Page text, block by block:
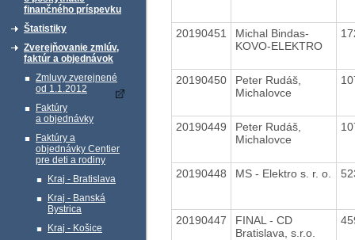
finančného príspevku
Štatistiky
Zverejňovanie zmlúv,
faktúr a objednávok
Zmluvy zverejnené
od 1.1.2012
Faktúry
a objednávky
Faktúry a
objednávky Centier
pre deti a rodiny
Kraj - Bratislava
Kraj - Banská
Bystrica
Kraj - Košice
20190451
Michal Bindas-
KOVO-ELEKTRO
20190450
Peter Rudáš,
Michalovce
20190449
Peter Rudáš,
Michalovce
20190448 MS - Elektro s. r. o.
20190447
FINAL - CD
Bratislava, s.r.o.